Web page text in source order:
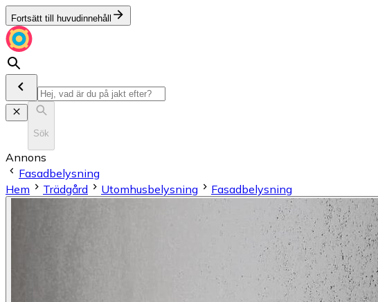
Fortsätt till huvudinnehåll
Sök
Annons
Fasadbelysning
Hem
Trädgård Utomhusbelysning Fasadbelysning